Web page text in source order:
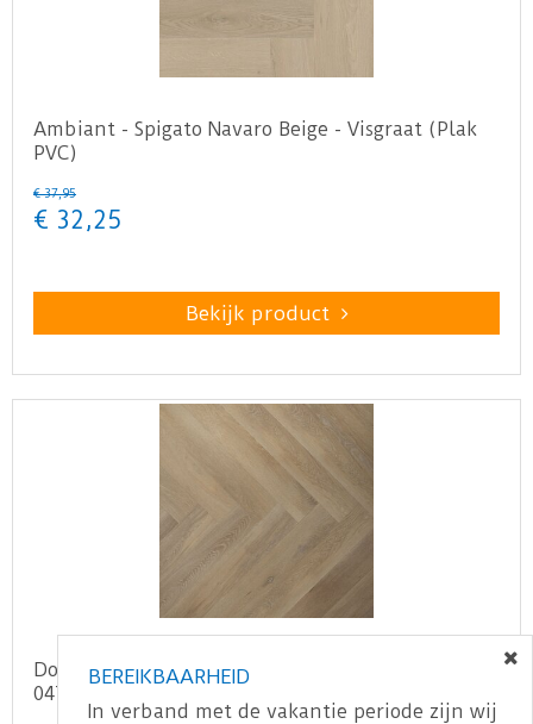
Ambiant - Spigato Navaro Beige - Visgraat (Plak
PVC)
€ 37,95
€ 32,25
Bekijk product
Douwes Dekker - Ambitieus - Visgraat honing
04756 (Plak PVC)
BEREIKBAARHEID
In verband met de vakantie periode zijn wij